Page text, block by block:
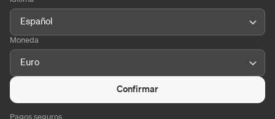
Español
Moneda
Euro
Confirmar
Pagos seguros